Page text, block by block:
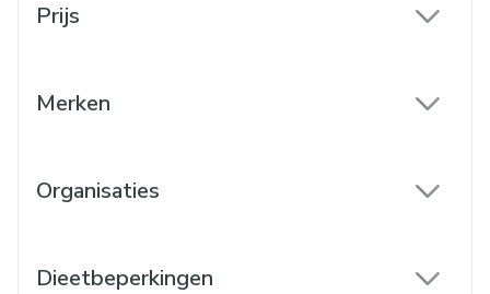
Prijs
Merken
Organisaties
Dieetbeperkingen